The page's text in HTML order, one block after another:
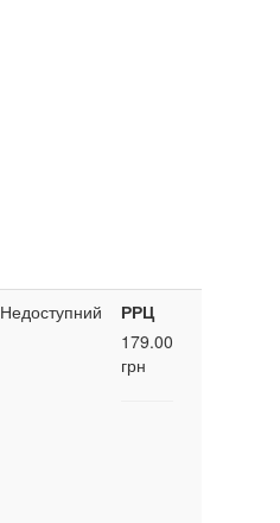
Недоступний
РРЦ
179.00
грн